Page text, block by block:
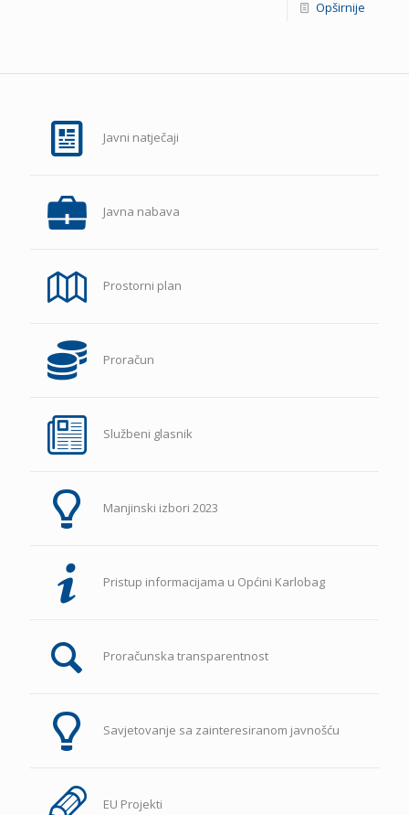
Opširnije
Javni natječaji
Javna nabava
Prostorni plan
Proračun
Službeni glasnik
Manjinski izbori 2023
Pristup informacijama u Općini Karlobag
Proračunska transparentnost
Savjetovanje sa zainteresiranom javnošću
EU Projekti